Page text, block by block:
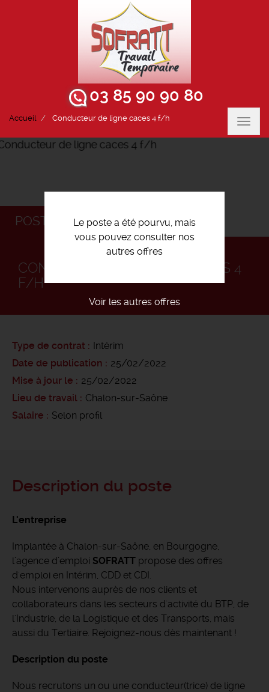
03 85 90 90 80
Accueil Conducteur de ligne caces 4 f/h
Le poste a été pourvu, mais
vous pouvez consulter nos
autres offres
Voir les autres offres
POSTULEZ
CONDUCTEUR DE LIGNE CACES 4
F/H
Type de contrat
Intérim
Date de publication
25/02/2022
Mise à jour le
25/02/2022
Lieu de travail
Chalon-sur-Saône
Salaire
Selon profil
Description du poste
L'entreprise
Implantée à Chalon-sur-Saône, en Bourgogne,
l’agence d’emploi SOFRATT propose des offres
d'emploi en Intérim, CDD et CDI.
Nous intervenons auprès de nos clients et
collaborateurs dans les secteurs d'activité du BTP, de
l'Industrie, de la Logistique et des Transports, mais
aussi du Tertiaire. Rejoignez-nous dès maintenant !
Description du poste
Nous recrutons un ou une conducteur(trice) de ligne